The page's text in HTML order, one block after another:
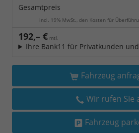
Gesamtpreis
incl. 19% MwSt., den Kosten für
192,– € mtl.
Ihre Bank11 für Privatkunden
Fahrzeug
Wir rufen Sie
Fahrzeug